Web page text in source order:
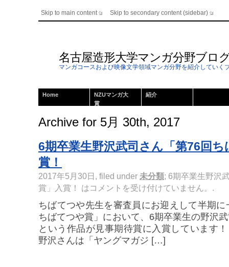
Skip to main content Skip to secondary content (sidebar)
名古屋造形大学マンガ分野ブロ
マンガコースおよび映像文学領域マンガ分野を紹介していく
Home
NZUマンガ大
賞
紹介
Archive for 5月 30th, 2017
6期卒業生野沢武司さん「第76回
賞！
2017年5月30日, filed under 未分類; 6期卒業生野沢
賞」入賞！ はコメントを受け付けていません。 .
ちばてつや先生を審査員にお迎えして半期
ちばてつや賞」において、6期卒業生の野沢
という作品が見事期待賞に入賞しています
野沢さんは「ヤングマガジ […]